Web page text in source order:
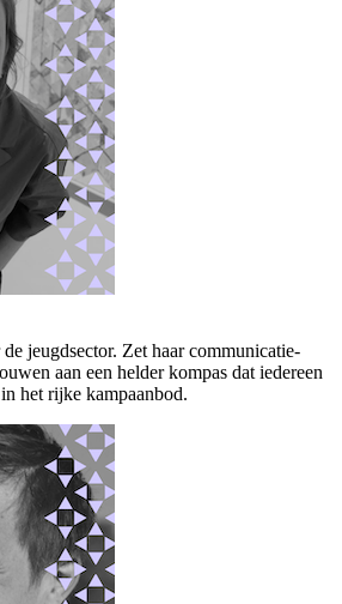
jeugdsector. Zet haar communicatie-
aan een helder kompas dat iedereen
het rijke kampaanbod.